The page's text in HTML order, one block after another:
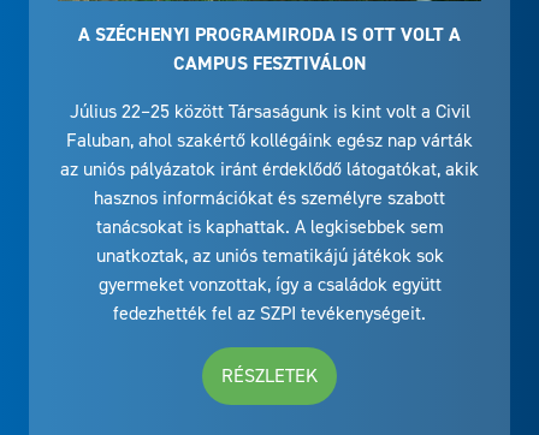
A SZÉCHENYI PROGRAMIRODA IS OTT VOLT A
CAMPUS FESZTIVÁLON
Július 22–25 között Társaságunk is kint volt a Civil
Faluban, ahol szakértő kollégáink egész nap várták
az uniós pályázatok iránt érdeklődő látogatókat, akik
hasznos információkat és személyre szabott
tanácsokat is kaphattak. A legkisebbek sem
unatkoztak, az uniós tematikájú játékok sok
gyermeket vonzottak, így a családok együtt
fedezhették fel az SZPI tevékenységeit.
RÉSZLETEK